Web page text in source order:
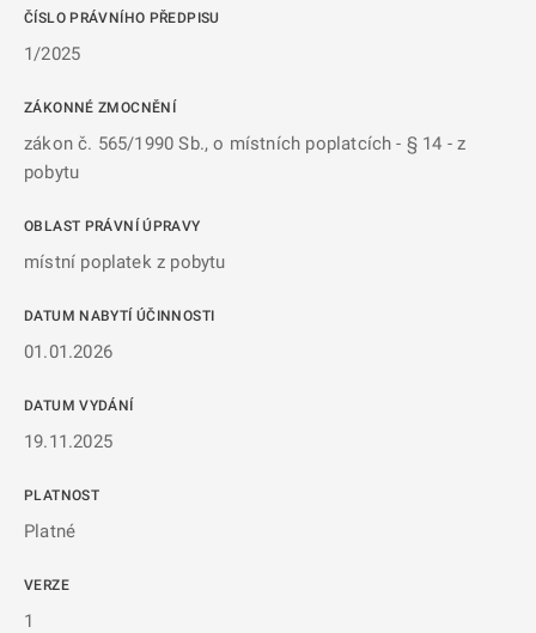
ČÍSLO PRÁVNÍHO PŘEDPISU
1/2025
ZÁKONNÉ ZMOCNĚNÍ
zákon č. 565/1990 Sb., o místních poplatcích - § 14 - z
pobytu
OBLAST PRÁVNÍ ÚPRAVY
místní poplatek z pobytu
DATUM NABYTÍ ÚČINNOSTI
01.01.2026
DATUM VYDÁNÍ
19.11.2025
PLATNOST
Platné
VERZE
1